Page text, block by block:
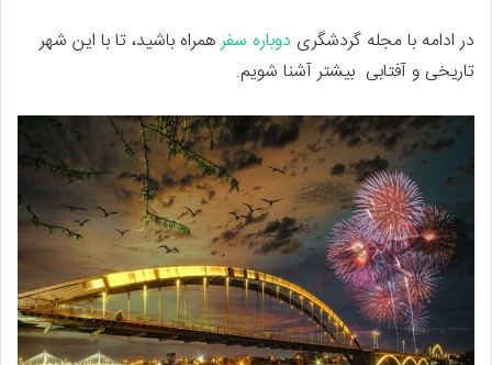
در ادامه با مجله گردشگری دوباره سفرهمراه باشید، تا با این شهر
تاریخی و آفتابی بیشتر آشنا شویم.